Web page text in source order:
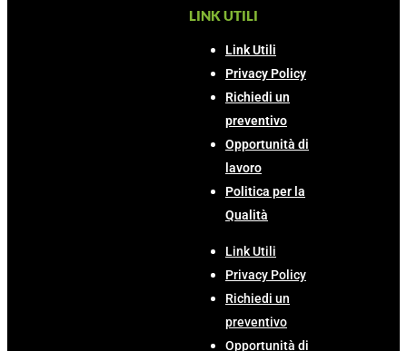
LINK UTILI
Link Utili
Privacy Policy
Richiedi un
preventivo
Opportunità di
lavoro
Politica per la
Qualità
Link Utili
Privacy Policy
Richiedi un
preventivo
Opportunità di